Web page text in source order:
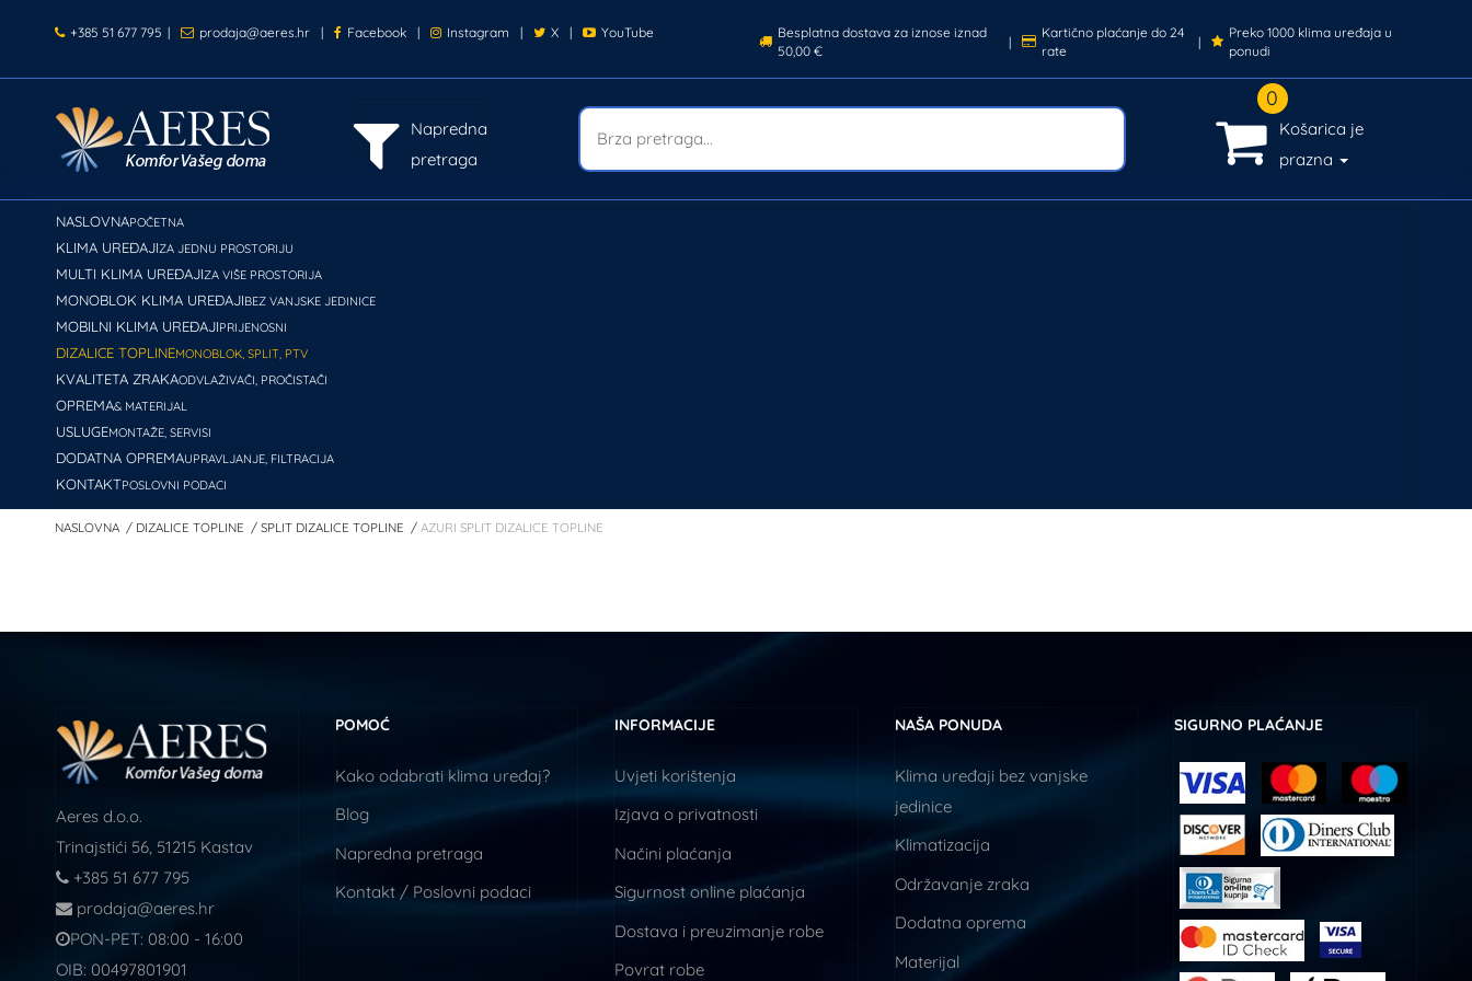
+385 51 677 795 | prodaja@aeres.hr | Facebook | Instagram | X | YouTube
Besplatna dostava za iznose iznad
50,00 €
|
Kartično plaćanje do 24
rate
|
Preko 1000 klima uređaja u
ponudi
Napredna
pretraga
0
Košarica je
prazna
NASLOVNAPOČETNA
KLIMA UREĐAJIZA JEDNU PROSTORIJU
MULTI KLIMA UREĐAJIZA VIŠE PROSTORIJA
MONOBLOK KLIMA UREĐAJIBEZ VANJSKE JEDINICE
MOBILNI KLIMA UREĐAJIPRIJENOSNI
DIZALICE TOPLINEMONOBLOK, SPLIT, PTV
KVALITETA ZRAKAODVLAŽIVAČI, PROČISTAČI
OPREMA& MATERIJAL
USLUGEMONTAŽE, SERVISI
DODATNA OPREMAUPRAVLJANJE, FILTRACIJA
KONTAKTPOSLOVNI PODACI
NASLOVNA DIZALICE TOPLINE SPLIT DIZALICE TOPLINE AZURI SPLIT DIZALICE TOPLINE
Aeres d.o.o.
Trinajstići 56, 51215 Kastav
+385 51 677 795
prodaja@aeres.hr
PON-PET: 08:00 - 16:00
OIB: 00497801901
POMOĆ
Kako odabrati klima uređaj?
Blog
Napredna pretraga
Kontakt / Poslovni podaci
INFORMACIJE
Uvjeti korištenja
Izjava o privatnosti
Načini plaćanja
Sigurnost online plaćanja
Dostava i preuzimanje robe
Povrat robe
NAŠA PONUDA
Klima uređaji bez vanjske
jedinice
Klimatizacija
Održavanje zraka
Dodatna oprema
Materijal
SIGURNO PLAĆANJE